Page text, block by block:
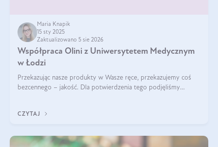
Maria Knapik
15 sty 2025
Zaktualizowano 5 sie 2026
Współpraca Olini z Uniwersytetem Medycznym
w Łodzi
Przekazując nasze produkty w Wasze ręce, przekazujemy coś
bezcennego – jakość. Dla potwierdzenia tego podjęliśmy
CZYTAJ